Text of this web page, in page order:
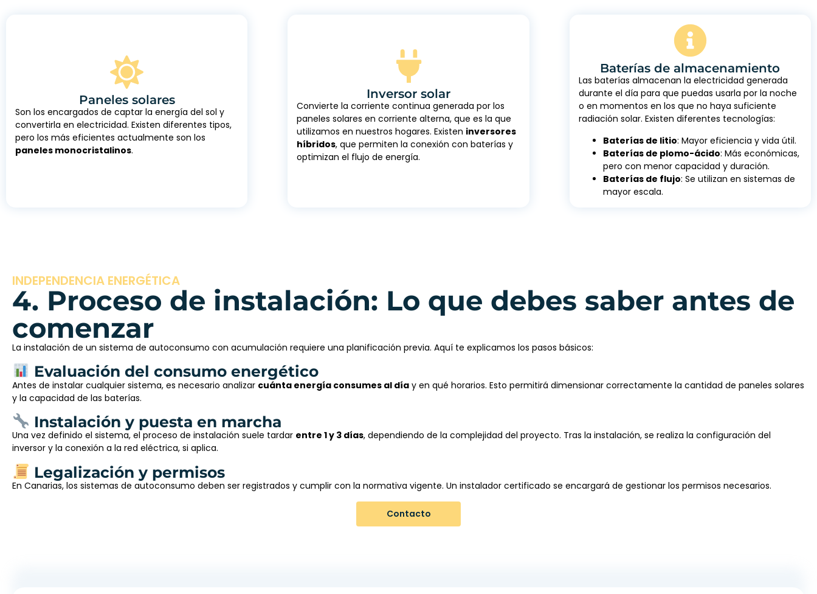
Paneles solares
Son los encargados de captar la energía del sol y
convertirla en electricidad. Existen diferentes tipos,
pero los más eficientes actualmente son los
paneles monocristalinos.
Inversor solar
Convierte la corriente continua generada por los
paneles solares en corriente alterna, que es la que
utilizamos en nuestros hogares. Existen inversores
híbridos, que permiten la conexión con baterías y
optimizan el flujo de energía.
Baterías de almacenamiento
Las baterías almacenan la electricidad generada
durante el día para que puedas usarla por la noche
o en momentos en los que no haya suficiente
radiación solar. Existen diferentes tecnologías:
Baterías de litio: Mayor eficiencia y vida útil.
Baterías de plomo-ácido: Más económicas,
pero con menor capacidad y duración.
Baterías de flujo: Se utilizan en sistemas de
mayor escala.
INDEPENDENCIA ENERGÉTICA
4. Proceso de instalación: Lo que debes saber antes de
comenzar
La instalación de un sistema de autoconsumo con acumulación requiere una planificación previa. Aquí te explicamos los pasos básicos:
Evaluación del consumo energético
Antes de instalar cualquier sistema, es necesario analizar cuánta energía consumes al día y en qué horarios. Esto permitirá dimensionar correctamente la cantidad de paneles solares
y la capacidad de las baterías.
Instalación y puesta en marcha
Una vez definido el sistema, el proceso de instalación suele tardar entre 1 y 3 días, dependiendo de la complejidad del proyecto. Tras la instalación, se realiza la configuración del
inversor y la conexión a la red eléctrica, si aplica.
Legalización y permisos
En Canarias, los sistemas de autoconsumo deben ser registrados y cumplir con la normativa vigente. Un instalador certificado se encargará de gestionar los permisos necesarios.
Contacto